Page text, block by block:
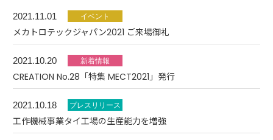
2021.11.01
メカトロテックジャパン2021 ご来場御礼
2021.10.20
CREATION No.28「特集 MECT2021」発行
2021.10.18
工作機械事業タイ工場の生産能力を増強